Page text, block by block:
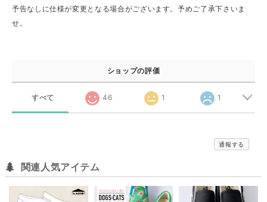
予告なしに仕様が変更となる場合がございます。予めご了承下さいま
せ。
ショップの評価
すべて 46 1 1
通報する
関連人気アイテム